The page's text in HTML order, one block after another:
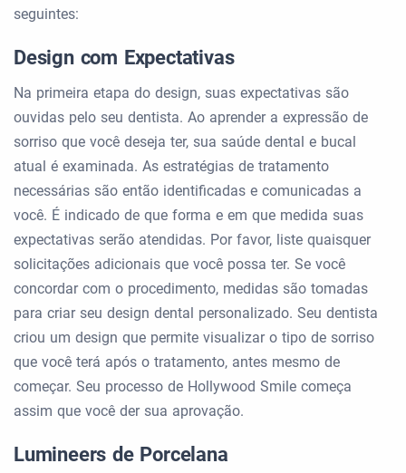
seguintes:
Design com Expectativas
Na primeira etapa do design, suas expectativas são
ouvidas pelo seu dentista. Ao aprender a expressão de
sorriso que você deseja ter, sua saúde dental e bucal
atual é examinada. As estratégias de tratamento
necessárias são então identificadas e comunicadas a
você. É indicado de que forma e em que medida suas
expectativas serão atendidas. Por favor, liste quaisquer
solicitações adicionais que você possa ter. Se você
concordar com o procedimento, medidas são tomadas
para criar seu design dental personalizado. Seu dentista
criou um design que permite visualizar o tipo de sorriso
que você terá após o tratamento, antes mesmo de
começar. Seu processo de Hollywood Smile começa
assim que você der sua aprovação.
Lumineers de Porcelana